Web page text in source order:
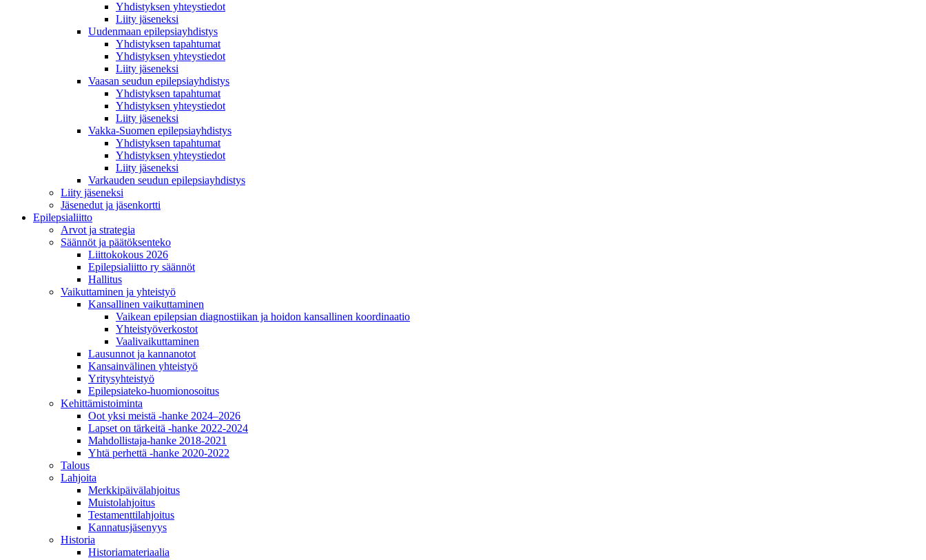
Yhdistyksen yhteystiedot
Liity jäseneksi
Uudenmaan epilepsiayhdistys
Yhdistyksen tapahtumat
Yhdistyksen yhteystiedot
Liity jäseneksi
Vaasan seudun epilepsiayhdistys
Yhdistyksen tapahtumat
Yhdistyksen yhteystiedot
Liity jäseneksi
Vakka-Suomen epilepsiayhdistys
Yhdistyksen tapahtumat
Yhdistyksen yhteystiedot
Liity jäseneksi
Varkauden seudun epilepsiayhdistys
Liity jäseneksi
Jäsenedut ja jäsenkortti
Epilepsialiitto
Arvot ja strategia
Säännöt ja päätöksenteko
Liittokokous 2026
Epilepsialiitto ry säännöt
Hallitus
Vaikuttaminen ja yhteistyö
Kansallinen vaikuttaminen
Vaikean epilepsian diagnostiikan ja hoidon kansallinen koordinaatio
Yhteistyöverkostot
Vaalivaikuttaminen
Lausunnot ja kannanotot
Kansainvälinen yhteistyö
Yritysyhteistyö
Epilepsiateko-huomionosoitus
Kehittämistoiminta
Oot yksi meistä -hanke 2024–2026
Lapset on tärkeitä -hanke 2022-2024
Mahdollistaja-hanke 2018-2021
Yhtä perhettä -hanke 2020-2022
Talous
Lahjoita
Merkkipäivälahjoitus
Muistolahjoitus
Testamenttilahjoitus
Kannatusjäsenyys
Historia
Historiamateriaalia